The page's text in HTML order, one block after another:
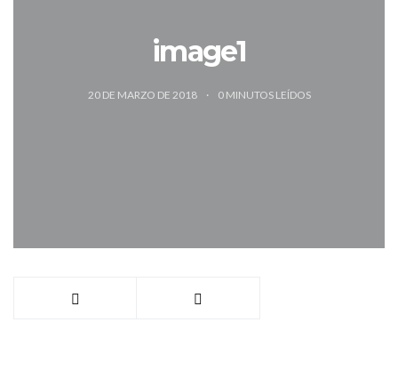
image1
20 DE MARZO DE 2018 0 MINUTOS LEÍDOS